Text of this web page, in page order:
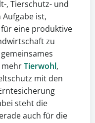
, Tierschutz- und
ist,
eine produktive
zu
mehrTierwohl,
mit den
steht die
auch für die